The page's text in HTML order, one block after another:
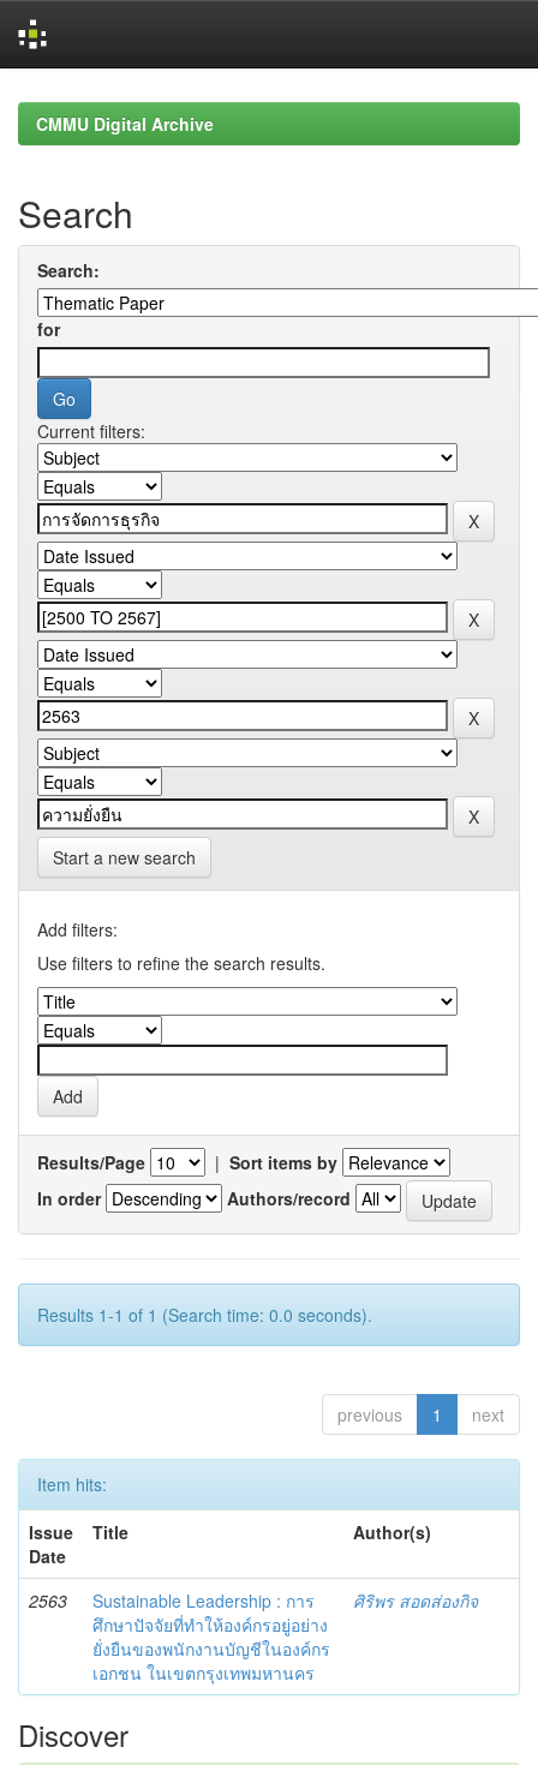
navigationCMMU Digital Archive
Search
Search:
for
Current filters:
Start a new search
Add filters:
Use filters to refine the search results.
Results/Page | Sort items by
In order
Authors/record
Results 1-1 of 1 (Search time: 0.0 seconds).
previous 1 next
Item hits:
Issue
Date
Title Author(s)
2563
Sustainable Leadership : การ
ศึกษาปัจจัยที่ทำให้องค์กรอยู่อย่าง
ยั่งยืนของพนักงานบัญชีในองค์กร
เอกชน ในเขตกรุงเทพมหานคร
ศิริพร สอดส่องกิจ
Discover